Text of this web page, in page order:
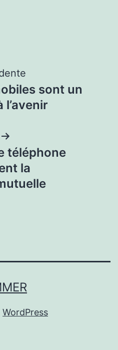
sont un
l’avenir
téléphone
la
WordPress